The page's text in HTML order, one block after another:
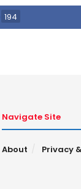
194
Navigate Site
About Privacy